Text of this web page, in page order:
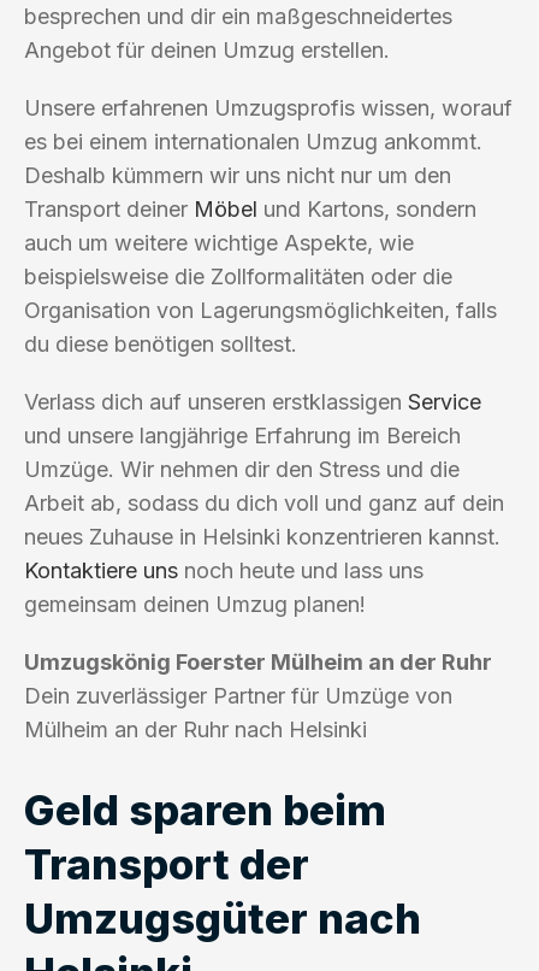
besprechen und dir ein maßgeschneidertes
Angebot für deinen Umzug erstellen.
Unsere erfahrenen Umzugsprofis wissen, worauf
es bei einem internationalen Umzug ankommt.
Deshalb kümmern wir uns nicht nur um den
Transport deiner Möbel und Kartons, sondern
auch um weitere wichtige Aspekte, wie
beispielsweise die Zollformalitäten oder die
Organisation von Lagerungsmöglichkeiten, falls
du diese benötigen solltest.
Verlass dich auf unseren erstklassigen Service
und unsere langjährige Erfahrung im Bereich
Umzüge. Wir nehmen dir den Stress und die
Arbeit ab, sodass du dich voll und ganz auf dein
neues Zuhause in Helsinki konzentrieren kannst.
Kontaktiere uns noch heute und lass uns
gemeinsam deinen Umzug planen!
Umzugskönig Foerster Mülheim an der Ruhr
Dein zuverlässiger Partner für Umzüge von
Mülheim an der Ruhr nach Helsinki
Geld sparen beim
Transport der
Umzugsgüter nach